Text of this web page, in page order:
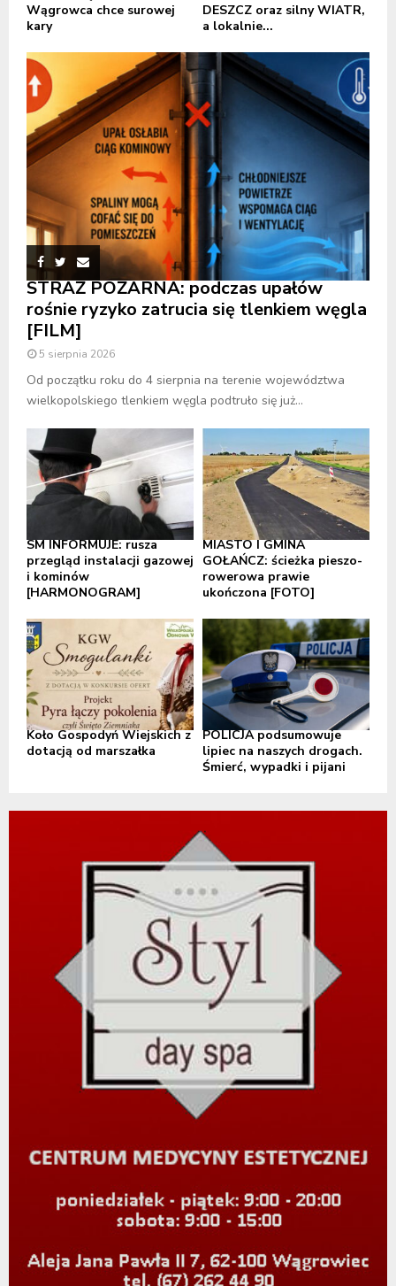
Wągrowca chce surowej
kary
DESZCZ oraz silny WIATR,
a lokalnie...
STRAŻ POŻARNA: podczas upałów
rośnie ryzyko zatrucia się tlenkiem węgla
[FILM]
5 sierpnia 2026
Od początku roku do 4 sierpnia na terenie województwa
wielkopolskiego tlenkiem węgla podtruło się już...
SM INFORMUJE: rusza
przegląd instalacji gazowej
i kominów
[HARMONOGRAM]
MIASTO I GMINA
GOŁAŃCZ: ścieżka pieszo-
rowerowa prawie
ukończona [FOTO]
Koło Gospodyń Wiejskich z
dotacją od marszałka
POLICJA podsumowuje
lipiec na naszych drogach.
Śmierć, wypadki i pijani